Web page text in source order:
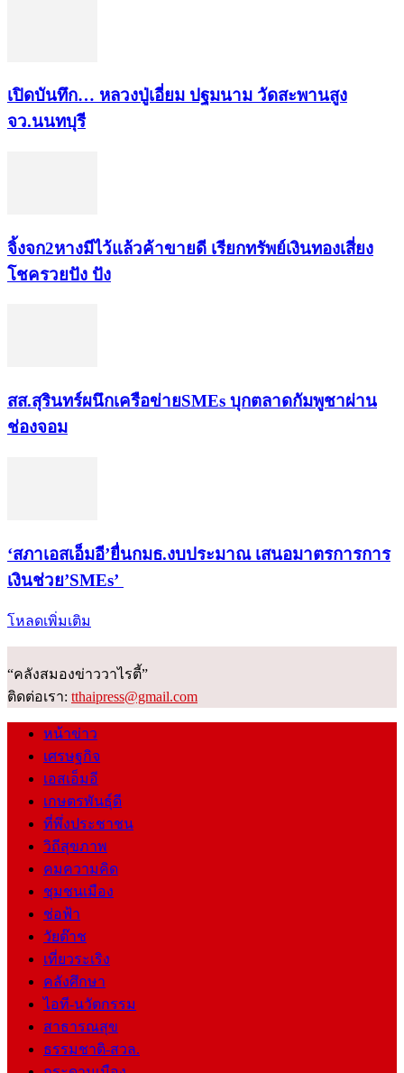
เปิดบันทึก… หลวงปู่เอี่ยม ​ปฐม​นาม​ วัดสะพานสูง​
จว.นนทบุรี
จิ้งจก​2​หาง​มีไว้แล้ว​ค้าขาย​ดี​ เรียก​ทรัพย์เงินทอง​เสี่ยง
โชค​รวยปัง​ ปัง​
สส.สุรินทร์ผนึกเครือข่ายSMEs บุกตลาดกัมพูชาผ่าน
ช่องจอม
‘สภาเอสเอ็มอี’ยื่นกมธ.งบประมาณ เสนอมาตรการการ
เงินช่วย’SMEs’
โหลดเพิ่มเติม
“คลังสมองข่าววาไรตี้”
ติดต่อเรา: tthaipress@gmail.com
หน้าข่าว
เศรษฐกิจ
เอสเอ็มอี
เกษตรพันธุ์ดี
ที่พึ่งประชาชน
วิถีสุขภาพ
คมความคิด
ชุมชนเมือง
ช่อฟ้า
วัยต๊าช
เที่ยวระเริง
คลังศึกษา
ไอที-นวัตกรรม
สาธารณสุข
ธรรมชาติ-สวล.